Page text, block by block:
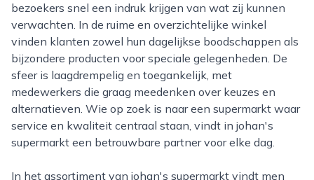
bezoekers snel een indruk krijgen van wat zij kunnen
verwachten. In de ruime en overzichtelijke winkel
vinden klanten zowel hun dagelijkse boodschappen als
bijzondere producten voor speciale gelegenheden. De
sfeer is laagdrempelig en toegankelijk, met
medewerkers die graag meedenken over keuzes en
alternatieven. Wie op zoek is naar een supermarkt waar
service en kwaliteit centraal staan, vindt in johan's
supermarkt een betrouwbare partner voor elke dag.
In het assortiment van johan's supermarkt vindt men